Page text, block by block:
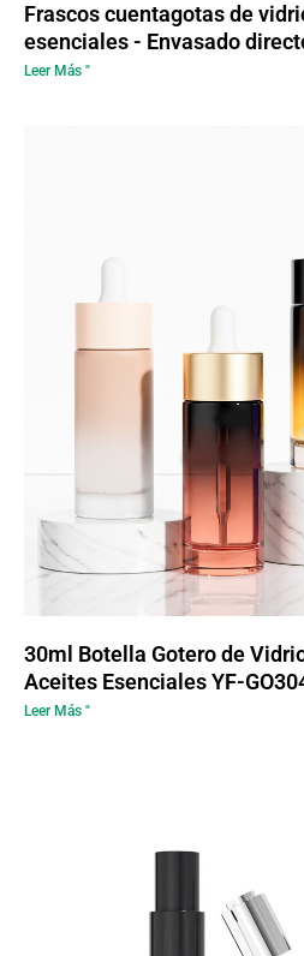
Frascos cuentagotas de
esenciales - Envasado
Leer Más "
30ml Botella Gotero de
Aceites Esenciales YF-
Leer Más "